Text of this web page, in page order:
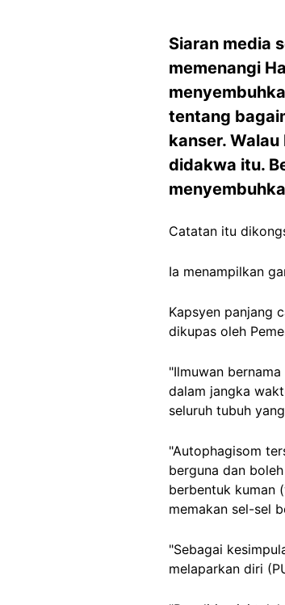
Siaran media
memenangi
tentang
kanser.
didakwa itu.
Catatan itu
Ia menampilkan
Kapsyen panjang
dikupas oleh
"Ilmuwan
dalam jangka
seluruh tubuh
"Autophagisom
berguna dan
berbentuk kuman
memakan sel-sel
"Sebagai
melaparkan diri